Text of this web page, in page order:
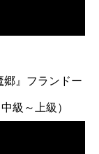
郷』フランドー
級～上級）